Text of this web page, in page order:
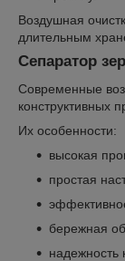
Воздушная
длительным
Сепаратор
Современные
конструктивных
Их особенности:
высокая
простая
бережная
надежность